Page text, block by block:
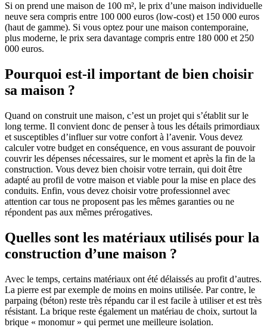
Si on prend une maison de 100 m², le prix d’une maison individuelle
neuve sera compris entre 100 000 euros (low-cost) et 150 000 euros
(haut de gamme). Si vous optez pour une maison contemporaine,
plus moderne, le prix sera davantage compris entre 180 000 et 250
000 euros.
Pourquoi est-il important de bien choisir
sa maison ?
Quand on construit une maison, c’est un projet qui s’établit sur le
long terme. Il convient donc de penser à tous les détails primordiaux
et susceptibles d’influer sur votre confort à l’avenir. Vous devez
calculer votre budget en conséquence, en vous assurant de pouvoir
couvrir les dépenses nécessaires, sur le moment et après la fin de la
construction. Vous devez bien choisir votre terrain, qui doit être
adapté au profil de votre maison et viable pour la mise en place des
conduits. Enfin, vous devez choisir votre professionnel avec
attention car tous ne proposent pas les mêmes garanties ou ne
répondent pas aux mêmes prérogatives.
Quelles sont les matériaux utilisés pour la
construction d’une maison ?
Avec le temps, certains matériaux ont été délaissés au profit d’autres.
La pierre est par exemple de moins en moins utilisée. Par contre, le
parpaing (béton) reste très répandu car il est facile à utiliser et est très
résistant. La brique reste également un matériau de choix, surtout la
brique « monomur » qui permet une meilleure isolation.